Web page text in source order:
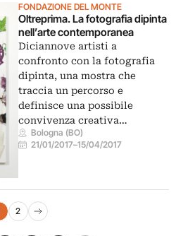
FONDAZIONE DEL MONTE
Oltreprima. La fotografia dipinta
nell’arte contemporanea
Diciannove artisti a
confronto con la fotografia
dipinta, una mostra che
traccia un percorso e
definisce una possibile
convivenza creativa…
Bologna (BO)
21/01/2017–15/04/2017
2
Pagina successiva